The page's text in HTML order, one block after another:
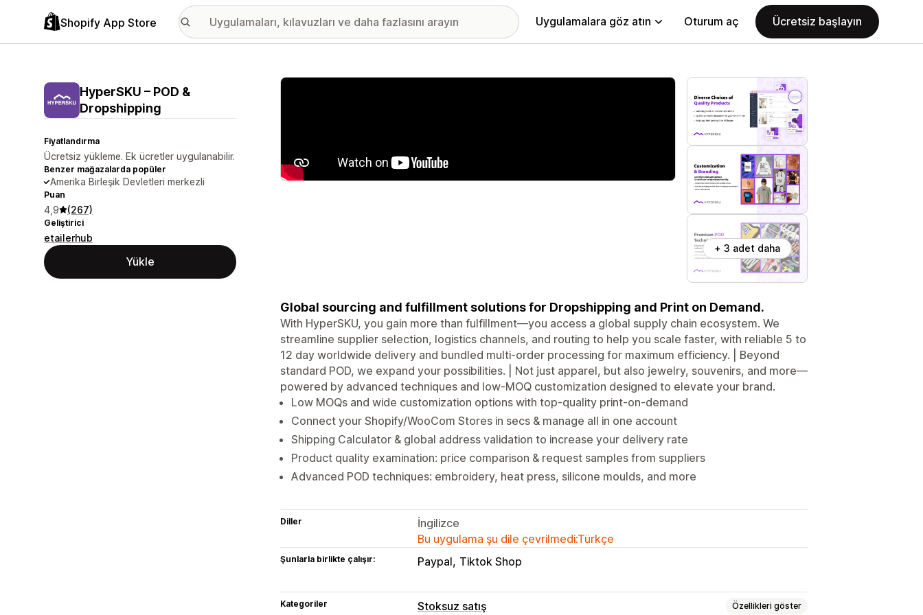
Shopify App Store Uygulamalara göz atın Oturum aç Ücretsiz başlayın
HyperSKU – POD &
Dropshipping
Fiyatlandırma
Ücretsiz yükleme. Ek ücretler uygulanabilir.
Benzer mağazalarda popüler
Amerika Birleşik Devletleri merkezli
Puan
4,9 (267)
Geliştirici
etailerhub
Yükle
Öne çıkan görsel galerisi
+ 3 adet daha
Global sourcing and fulfillment solutions for Dropshipping and Print on Demand.
With HyperSKU, you gain more than fulfillment—you access a global supply chain ecosystem. We
streamline supplier selection, logistics channels, and routing to help you scale faster, with reliable 5 to
12 day worldwide delivery and bundled multi-order processing for maximum efficiency. | Beyond
standard POD, we expand your possibilities. | Not just apparel, but also jewelry, souvenirs, and more—
powered by advanced techniques and low-MOQ customization designed to elevate your brand.
Low MOQs and wide customization options with top-quality print-on-demand
Connect your Shopify/WooCom Stores in secs & manage all in one account
Shipping Calculator & global address validation to increase your delivery rate
Product quality examination: price comparison & request samples from suppliers
Advanced POD techniques: embroidery, heat press, silicone moulds, and more
Diller
İngilizce
Bu uygulama şu dile çevrilmedi:Türkçe
Şunlarla birlikte çalışır: Paypal Tiktok Shop
Kategoriler Stoksuz satış Özellikleri göster